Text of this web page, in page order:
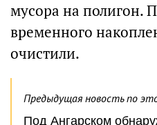
мусора на полигон.
временного
очистили.
Предыдущая новость по
Под Ангарском